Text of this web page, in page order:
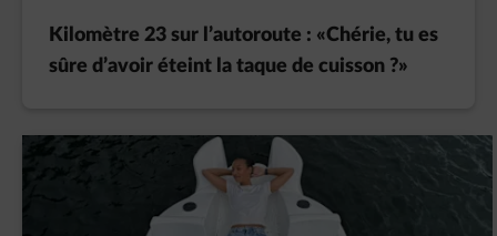
Kilomètre 23 sur l’autoroute : «Chérie, tu es
sûre d’avoir éteint la taque de cuisson ?»